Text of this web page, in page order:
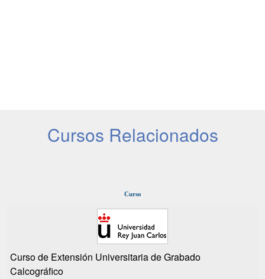
Cursos Relacionados
Curso
Curso de Extensión Universitaria de Grabado
Calcográfico